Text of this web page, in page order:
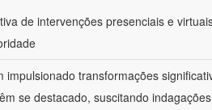
de intervenções presenciais e
impulsionado transformações
se destacado, suscitando